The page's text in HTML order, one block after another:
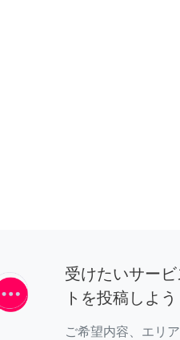
受けたいサー
トを投稿しよう
ご希望内容、エリ